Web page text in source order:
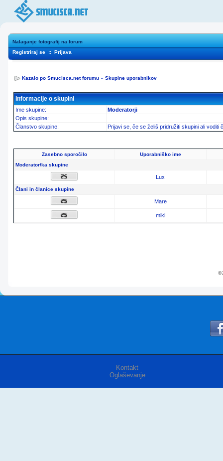
Nalaganje fotografij na forum
Registriraj se :: Prijava
Kazalo po Smucisca.net forumu » Skupine uporabnikov
Informacije o skupini
Ime skupine:
Moderatorji
Opis skupine:
Članstvo skupine:
Prijavi se, če se želiš pridružiti skupini ali
Zasebno sporočilo
Uporabniško ime
Moderator/ka skupine
Lux
Člani in članice skupine
Mare
miki
©
Kontakt
Oglaševanje